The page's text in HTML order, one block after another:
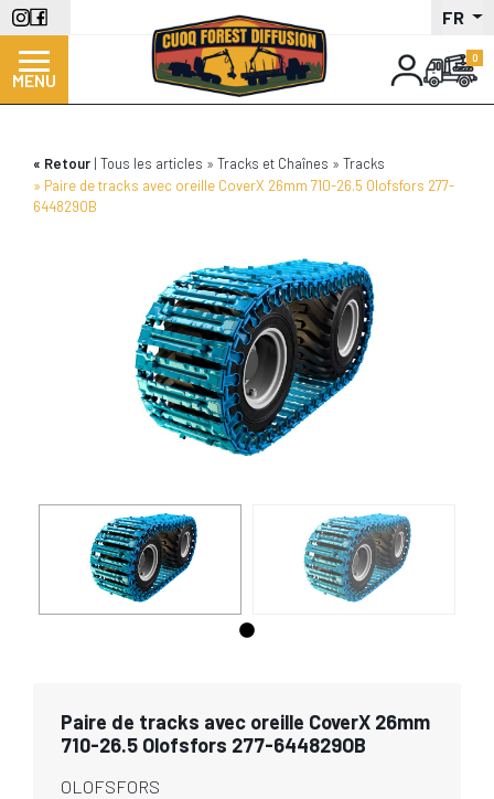
Aller
au
contenu
principal
FR
MENU
Retour Tous les articles Tracks et Chaînes
Tracks
Paire de tracks avec oreille CoverX 26mm 710-26.5 Olofsfors 277-
644829OB
Paire de tracks avec oreille CoverX 26mm
710-26.5 Olofsfors 277-644829OB
OLOFSFORS